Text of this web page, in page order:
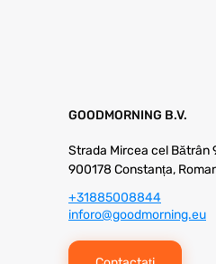
GOODMORNING B.V.
Strada Mircea cel Bătrân
900178 Constanța,
+31885008844
inforo@goodmorning.eu